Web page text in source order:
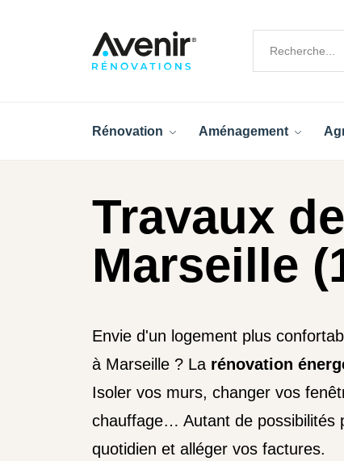
Rénovation Aménagement
Travaux
Marseille
Envie d'un logement plus
à Marseille ? La rénovation
Isoler vos murs, changer vos
chauffage… Autant de possibilités
quotidien et alléger vos factures.